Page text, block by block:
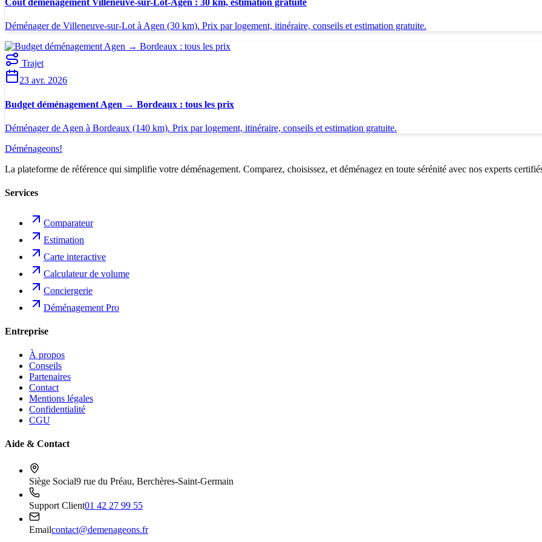
Coût déménagement Villeneuve-sur-Lot-Agen : 30 km, estimation gratuite
Déménager de Villeneuve-sur-Lot à Agen (30 km). Prix par logement, itinéraire, conseils et estimation gratuite.
Trajet
23 avr. 2026
Budget déménagement Agen → Bordeaux : tous les prix
Déménager de Agen à Bordeaux (140 km). Prix par logement, itinéraire, conseils et estimation gratuite.
Déménageons!
La plateforme de référence qui simplifie votre déménagement. Comparez, choisissez, et déménagez en toute sérénité avec nos experts
Services
Comparateur
Estimation
Carte interactive
Calculateur de volume
Conciergerie
Déménagement Pro
Entreprise
À propos
Conseils
Partenaires
Contact
Mentions légales
Confidentialité
CGU
Aide & Contact
Siège Social9 rue du Préau, Berchères-Saint-Germain
Support Client01 42 27 99 55
Emailcontact@demenageons.fr